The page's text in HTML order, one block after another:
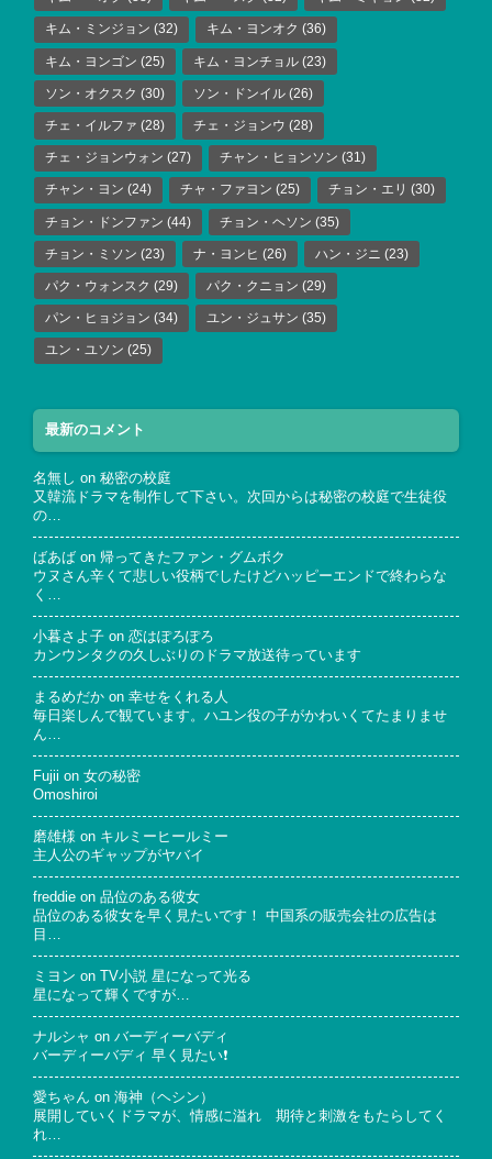
キム・ミンジョン (32) キム・ヨンオク (36)
キム・ヨンゴン (25) キム・ヨンチョル (23)
ソン・オクスク (30) ソン・ドンイル (26)
チェ・イルファ (28) チェ・ジョンウ (28)
チェ・ジョンウォン (27) チャン・ヒョンソン (31)
チャン・ヨン (24) チャ・ファヨン (25) チョン・エリ (30)
チョン・ドンファン (44) チョン・ヘソン (35)
チョン・ミソン (23) ナ・ヨンヒ (26) ハン・ジニ (23)
パク・ウォンスク (29) パク・クニョン (29)
パン・ヒョジョン (34) ユン・ジュサン (35)
ユン・ユソン (25)
最新のコメント
名無し on 秘密の校庭
又韓流ドラマを制作して下さい。次回からは秘密の校庭で生徒役
の…
ばあば on 帰ってきたファン・グムボク
ウヌさん辛くて悲しい役柄でしたけどハッピーエンドで終わらな
く…
小暮さよ子 on 恋はぽろぽろ
カンウンタクの久しぶりのドラマ放送待っています
まるめだか on 幸せをくれる人
毎日楽しんで観ています。ハユン役の子がかわいくてたまりませ
ん…
Fujii on 女の秘密
Omoshiroi
磨雄様 on キルミーヒールミー
主人公のギャップがヤバイ
freddie on 品位のある彼女
品位のある彼女を早く見たいです！ 中国系の販売会社の広告は
目…
ミヨン on
TV小説 星になって光る
星になって輝くですが…
ナルシャ on バーディーバディ
バーディーバディ 早く見たい❗
愛ちゃん on 海神（ヘシン）
展開していくドラマが、情感に溢れ 期待と刺激をもたらしてく
れ…